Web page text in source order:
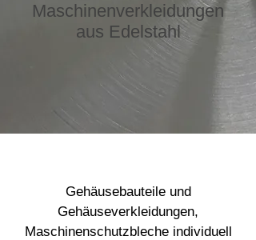
Maschinenverkleidungen
aus Edelstahl
Gehäusebauteile und
Gehäuseverkleidungen,
Maschinenschutzbleche individuell